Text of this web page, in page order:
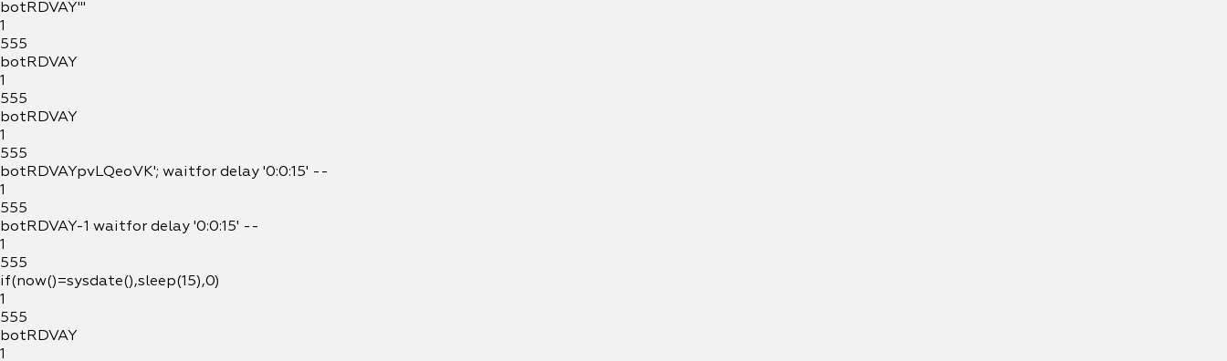
botRDVAY'"
1
555
botRDVAY
1
555
botRDVAY
1
555
botRDVAYpvLQeoVK'; waitfor delay '0:0:15' --
1
555
botRDVAY-1 waitfor delay '0:0:15' --
1
555
if(now()=sysdate(),sleep(15),0)
1
555
botRDVAY
1